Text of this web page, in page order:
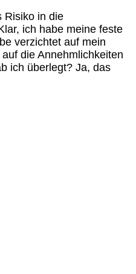
Risiko in die
ich habe meine feste
verzichtet auf mein
die Annehmlichkeiten
ich überlegt? Ja, das